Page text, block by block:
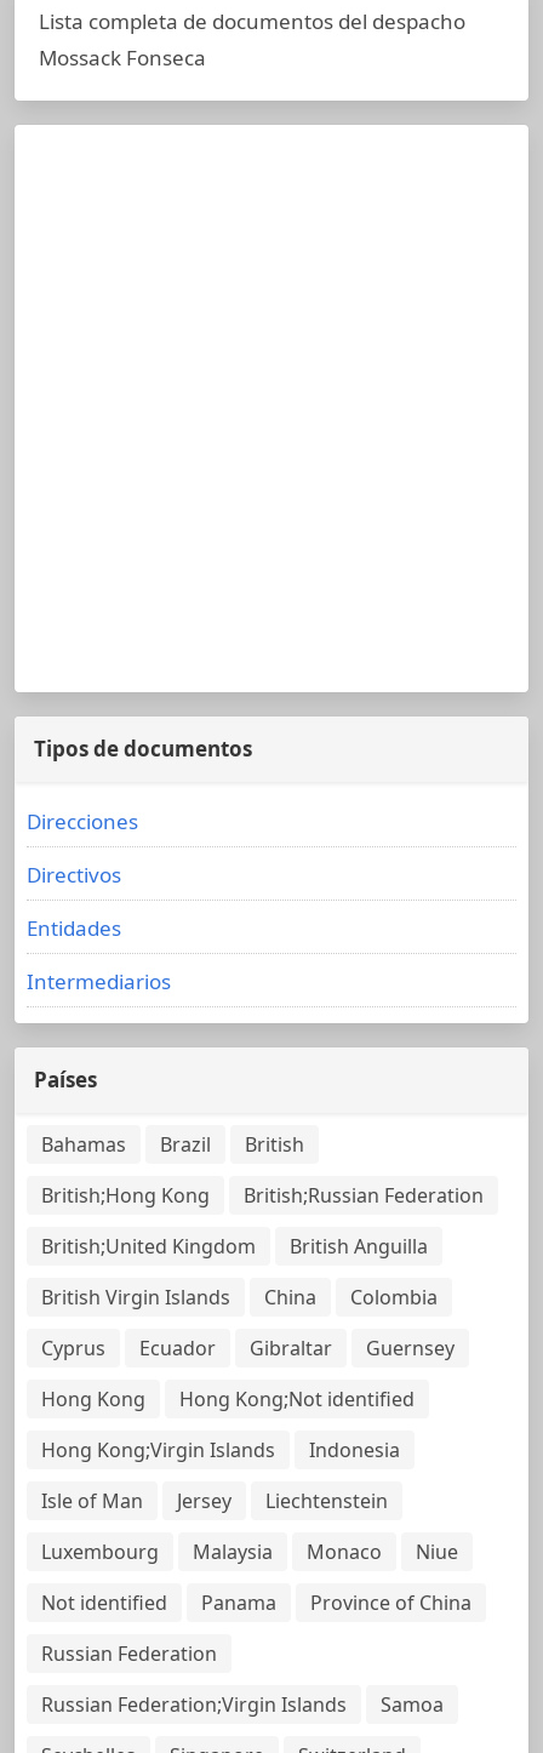
Lista completa de documentos del despacho
Mossack Fonseca
Tipos de documentos
Direcciones
Directivos
Entidades
Intermediarios
Países
Bahamas Brazil
British
British;Hong Kong
British;Russian Federation
British;United Kingdom
British Anguilla
British Virgin Islands
China
Colombia
Cyprus
Ecuador Gibraltar
Guernsey
Hong Kong
Hong Kong;Not identified
Hong Kong;Virgin Islands
Indonesia
Isle of Man
Jersey
Liechtenstein
Luxembourg
Malaysia Monaco
Niue
Not identified
Panama
Province of China
Russian Federation
Russian Federation;Virgin Islands
Samoa